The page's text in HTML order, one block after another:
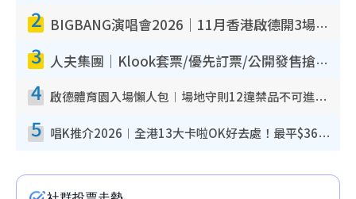
2 BIGBANG演唱會2026｜11月香港啟德開3場！實名制VIP申請、優先購票攻略
3 人夫集團｜Klook套票/優先訂票/公開發售搶飛攻略！附票價.購票連結.場地座位表
4 啟德體育園入場懶人包︱場地守則12違禁品不可進場准帶細水樽但全場禁樽蓋！應援牌有限制！
5 唱K推介2026︱全港13大卡啦OK好去處！最平$36起 日文K都有！(附地址+收費詳情)